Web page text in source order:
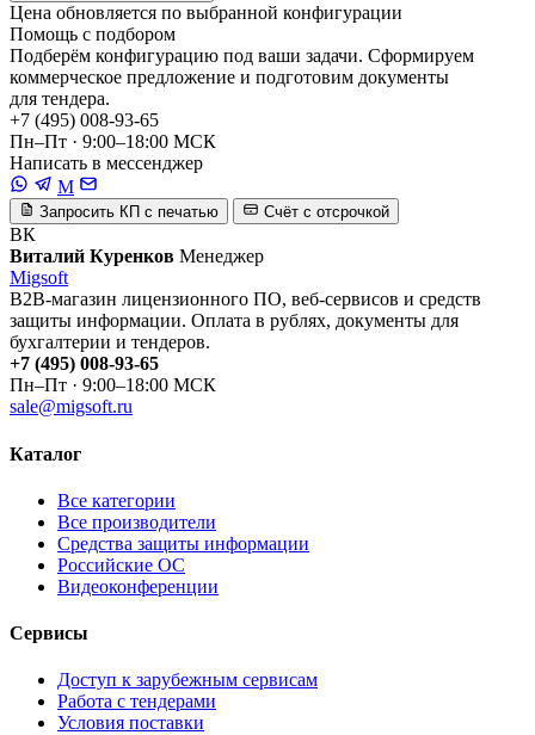
Цена обновляется по выбранной конфигурации
Помощь с подбором
Подберём конфигурацию под ваши задачи. Сформируем
коммерческое предложение и подготовим документы
для тендера.
+7 (495) 008-93-65
Пн–Пт · 9:00–18:00 МСК
Написать в мессенджер
M
Запросить КП с печатью Счёт с отсрочкой
ВК
Виталий Куренков Менеджер
Migsoft
B2B-магазин лицензионного ПО, веб-сервисов и средств
защиты информации. Оплата в рублях, документы для
бухгалтерии и тендеров.
+7 (495) 008-93-65
Пн–Пт · 9:00–18:00 МСК
sale@migsoft.ru
Каталог
Все категории
Все производители
Средства защиты информации
Российские ОС
Видеоконференции
Сервисы
Доступ к зарубежным сервисам
Работа с тендерами
Условия поставки